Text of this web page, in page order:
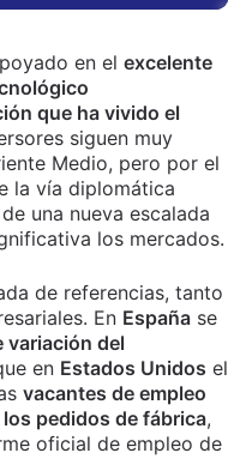
en el excelente
que ha vivido el
siguen muy
Medio, pero por el
la vía diplomática
una nueva escalada
los mercados.
de referencias, tanto
En España se
variación del
en Estados Unidos el
vacantes de empleo
pedidos de fábrica,
oficial de empleo de